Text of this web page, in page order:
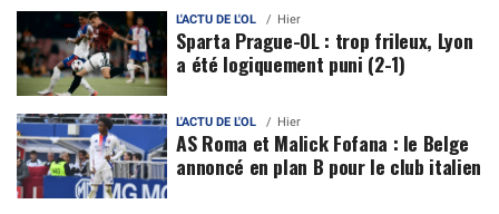
L'ACTU DE L'OL Hier
Sparta Prague-OL : trop frileux, Lyon
a été logiquement puni (2-1)
L'ACTU DE L'OL Hier
AS Roma et Malick Fofana : le Belge
annoncé en plan B pour le club italien